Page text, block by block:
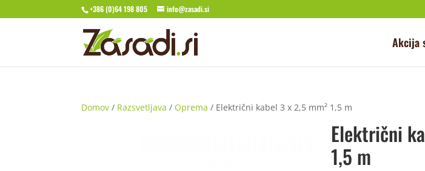
+386 (0)64 198 805 info@zasadi.si
Akcija
Domov / Razsvetljava /Oprema / Električni kabel 3 x 2,5 mm² 1,5 m
Električni
1,5 m